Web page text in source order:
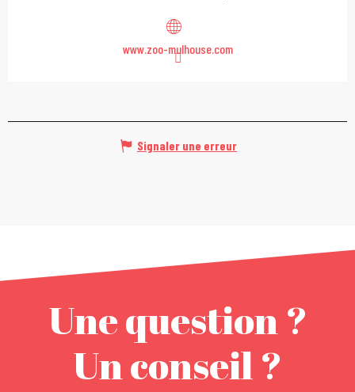
www.zoo-mulhouse.com
Signaler une erreur
Une question ?
Un conseil ?